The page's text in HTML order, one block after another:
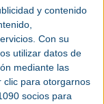
y contenido
Con su
utilizar datos de
mediante las
clic para otorgarnos
socios para
la conexión de alta
para conexiones VPN
seguro a estas plantas o
redes.
inalámbrica local,
las máquinas y plantas.
largas distancias. Las
a dispositivos que